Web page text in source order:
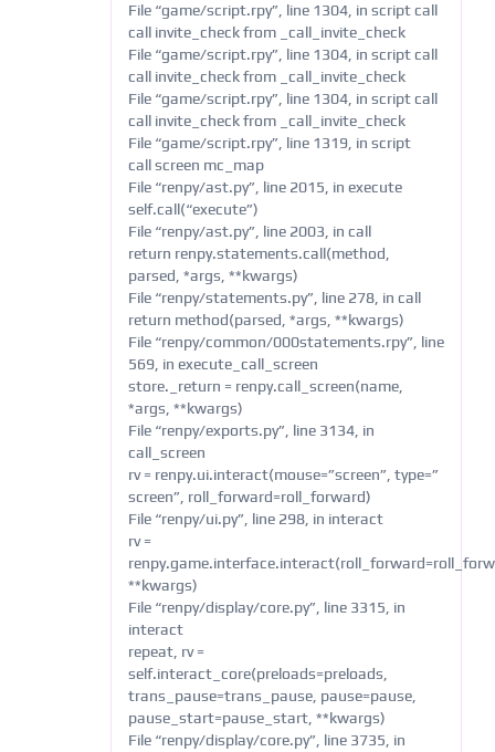
File “game/script.rpy”, line 1304, in script call
call invite_check from _call_invite_check
File “game/script.rpy”, line 1304, in script call
call invite_check from _call_invite_check
File “game/script.rpy”, line 1304, in script call
call invite_check from _call_invite_check
File “game/script.rpy”, line 1319, in script
call screen mc_map
File “renpy/ast.py”, line 2015, in execute
self.call(“execute”)
File “renpy/ast.py”, line 2003, in call
return renpy.statements.call(method,
parsed, *args, **kwargs)
File “renpy/statements.py”, line 278, in call
return method(parsed, *args, **kwargs)
File “renpy/common/000statements.rpy”, line
569, in execute_call_screen
store._return = renpy.call_screen(name,
*args, **kwargs)
File “renpy/exports.py”, line 3134, in
call_screen
rv = renpy.ui.interact(mouse=”screen”, type=”
screen”, roll_forward=roll_forward)
File “renpy/ui.py”, line 298, in interact
rv =
**kwargs)
File “renpy/display/core.py”, line 3315, in
interact
repeat, rv =
self.interact_core(preloads=preloads,
trans_pause=trans_pause, pause=pause,
pause_start=pause_start, **kwargs)
File “renpy/display/core.py”, line 3735, in